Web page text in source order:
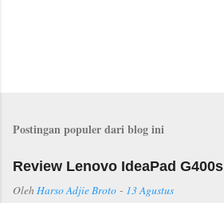
t
g
K
Postingan populer dari blog ini
Review Lenovo IdeaPad G400s
Oleh Harso Adjie Broto - 13 Agustus